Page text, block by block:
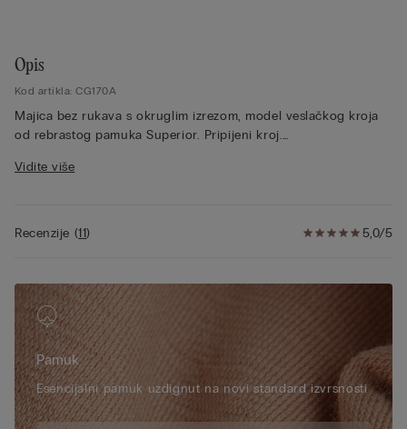
Opis
Kod artikla: CG170A
Majica bez rukava s okruglim izrezom, model veslačkog kroja
od rebrastog pamuka Superior. Pripijeni kroj.
Vidite više
5,0/5
Recenzije (11)
Pamuk
Esencijalni pamuk uzdignut na novi standard izvrsnosti